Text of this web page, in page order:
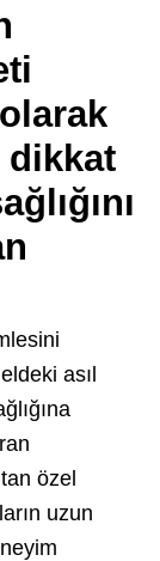
dikkat
asıl
özel
uzun